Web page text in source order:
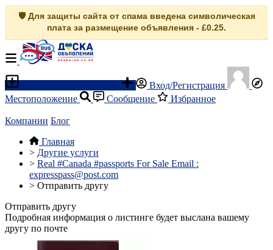
🛡️ Для защиты сайта от спама введена символическая
плата за размещение объявления - £0.25.
Вход/Регистрация
Местоположение
Сообщение Избранное
Компании Блог
Главная
> Другие услуги
> Real #Canada #passports For Sale Email :
expresspass@post.com
> Отправить другу
Отправить другу
Подробная информация о листинге будет выслана вашему
другу по почте